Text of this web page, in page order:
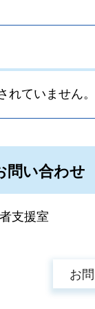
れていません。
問い合わせ
支援室